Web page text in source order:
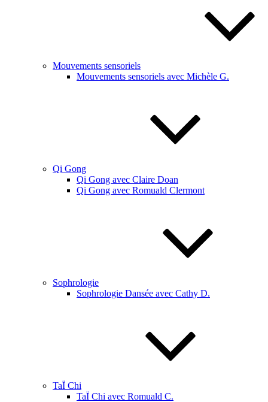
Mouvements sensoriels
Mouvements sensoriels avec Michèle G.
Qi Gong
Qi Gong avec Claire Doan
Qi Gong avec Romuald Clermont
Sophrologie
Sophrologie Dansée avec Cathy D.
TaÏ Chi
TaÏ Chi avec Romuald C.